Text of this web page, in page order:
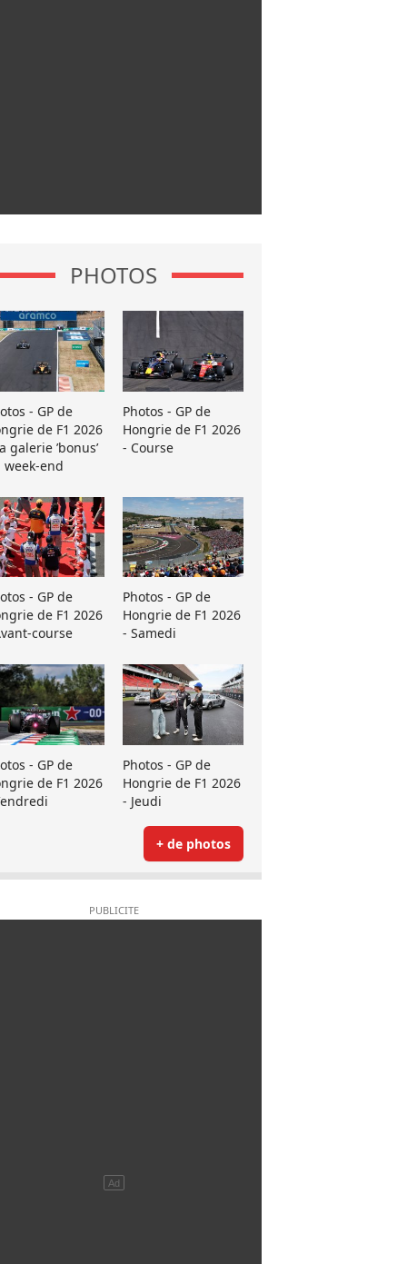
PHOTOS
- GP de
de F1 2026
galerie ’bonus’
week-end
Photos - GP de
Hongrie de F1 2026
- Course
- GP de
de F1 2026
course
Photos - GP de
Hongrie de F1 2026
- Samedi
- GP de
de F1 2026
Photos - GP de
Hongrie de F1 2026
- Jeudi
+ de photos